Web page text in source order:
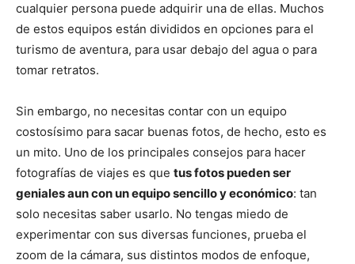
cualquier persona puede adquirir una de ellas. Muchos
de estos equipos están divididos en opciones para el
turismo de aventura, para usar debajo del agua o para
tomar retratos.
Sin embargo, no necesitas contar con un equipo
costosísimo para sacar buenas fotos, de hecho, esto es
un mito. Uno de los principales consejos para hacer
fotografías de viajes es que tus fotos pueden ser
geniales aun con un equipo sencillo y económico: tan
solo necesitas saber usarlo. No tengas miedo de
experimentar con sus diversas funciones, prueba el
zoom de la cámara, sus distintos modos de enfoque,